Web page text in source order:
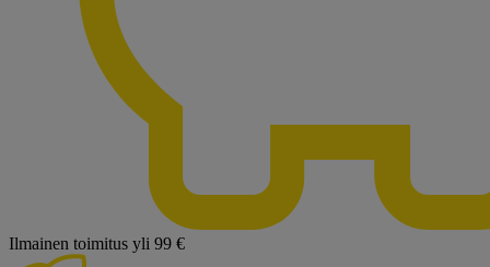
Ilmainen toimitus yli 99 €